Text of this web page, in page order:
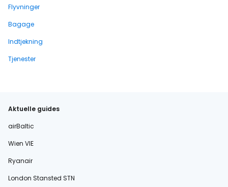
Flyvninger
Bagage
Indtjekning
Tjenester
Aktuelle guides
airBaltic
Wien VIE
Ryanair
London Stansted STN